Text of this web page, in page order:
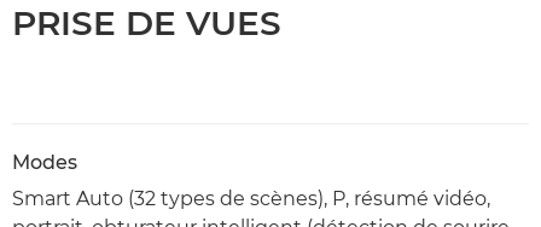
PRISE DE VUES
Modes
Smart Auto (32 types de scènes), P, résumé vidéo,